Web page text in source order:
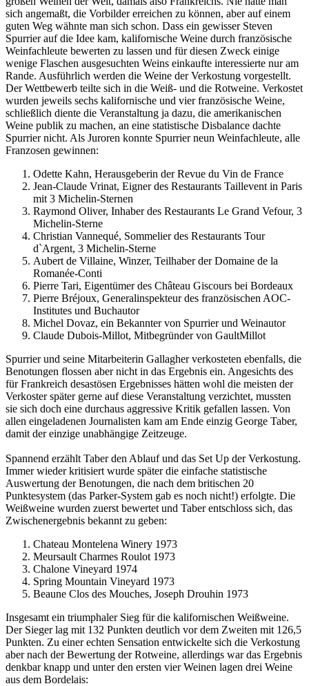
sich angemaßt, die Vorbilder erreichen zu können, aber auf einem
guten Weg wähnte man sich schon. Dass ein gewisser Steven
Spurrier auf die Idee kam, kalifornische Weine durch französische
Weinfachleute bewerten zu lassen und für diesen Zweck einige
wenige Flaschen ausgesuchten Weins einkaufte interessierte nur am
Rande. Ausführlich werden die Weine der Verkostung vorgestellt.
Der Wettbewerb teilte sich in die Weiß- und die Rotweine. Verkostet
wurden jeweils sechs kalifornische und vier französische Weine,
schließlich diente die Veranstaltung ja dazu, die amerikanischen
Weine publik zu machen, an eine statistische Disbalance dachte
Spurrier nicht. Als Juroren konnte Spurrier neun Weinfachleute, alle
Franzosen gewinnen:
Odette Kahn, Herausgeberin der Revue du Vin de France
Jean-Claude Vrinat, Eigner des Restaurants Taillevent in Paris
mit 3 Michelin-Sternen
Raymond Oliver, Inhaber des Restaurants Le Grand Vefour, 3
Michelin-Sterne
Christian Vannequé, Sommelier des Restaurants Tour
d`Argent, 3 Michelin-Sterne
Aubert de Villaine, Winzer, Teilhaber der Domaine de la
Romanée-Conti
Pierre Tari, Eigentümer des Château Giscours bei Bordeaux
Pierre Bréjoux, Generalinspekteur des französischen AOC-
Institutes und Buchautor
Michel Dovaz, ein Bekannter von Spurrier und Weinautor
Claude Dubois-Millot, Mitbegründer von GaultMillot
Spurrier und seine Mitarbeiterin Gallagher verkosteten ebenfalls, die
Benotungen flossen aber nicht in das Ergebnis ein. Angesichts des
für Frankreich desastösen Ergebnisses hätten wohl die meisten der
Verkoster später gerne auf diese Veranstaltung verzichtet, mussten
sie sich doch eine durchaus aggressive Kritik gefallen lassen. Von
allen eingeladenen Journalisten kam am Ende einzig George Taber,
damit der einzige unabhängige Zeitzeuge.
Spannend erzählt Taber den Ablauf und das Set Up der Verkostung.
Immer wieder kritisiert wurde später die einfache statistische
Auswertung der Benotungen, die nach dem britischen 20
Punktesystem (das Parker-System gab es noch nicht!) erfolgte. Die
Weißweine wurden zuerst bewertet und Taber entschloss sich, das
Zwischenergebnis bekannt zu geben:
Chateau Montelena Winery 1973
Meursault Charmes Roulot 1973
Chalone Vineyard 1974
Spring Mountain Vineyard 1973
Beaune Clos des Mouches, Joseph Drouhin 1973
Insgesamt ein triumphaler Sieg für die kalifornischen Weißweine.
Der Sieger lag mit 132 Punkten deutlich vor dem Zweiten mit 126,5
Punkten. Zu einer echten Sensation entwickelte sich die Verkostung
aber nach der Bewertung der Rotweine, allerdings war das Ergebnis
denkbar knapp und unter den ersten vier Weinen lagen drei Weine
aus dem Bordelais: